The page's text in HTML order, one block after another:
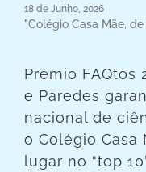
18 de Junho, 2026
"Colégio Casa Mãe,
Prémio FAQtos
e Paredes
nacional de
o Colégio Casa
lugar no “top